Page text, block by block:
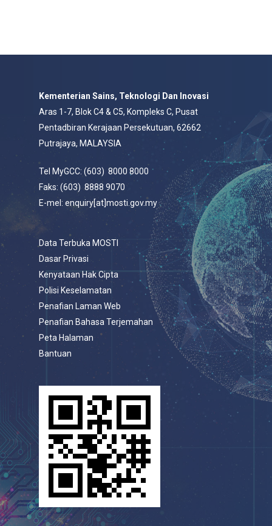
Kementerian Sains, Teknologi Dan Inovasi
Aras 1-7, Blok C4 & C5, Kompleks C, Pusat
Pentadbiran Kerajaan Persekutuan, 62662
Putrajaya, MALAYSIA
Tel MyGCC: (603) 8000 8000
Faks: (603) 8888 9070
E-mel: enquiry[at]mosti.gov.my
Data Terbuka MOSTI
Dasar Privasi
Kenyataan Hak Cipta
Polisi Keselamatan
Penafian Laman Web
Penafian Bahasa Terjemahan
Peta Halaman
Bantuan